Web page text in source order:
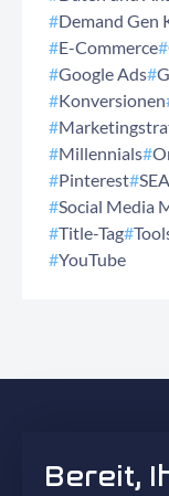
#Demand Gen
#E-Commerce#
#Google Ads#
#Konversionen
#
#Millennials#
#Pinterest#SEA
#Social Media
#Title-Tag#
#YouTube
Bereit,